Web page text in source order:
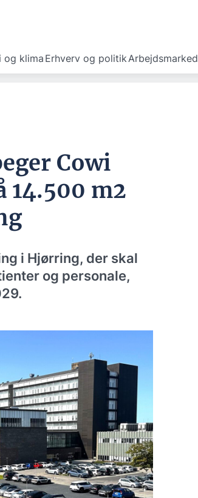
og klima Erhverv og politikArbejdsmarked
Cowi
14.500 m2
i Hjørring, der skal
og personale,